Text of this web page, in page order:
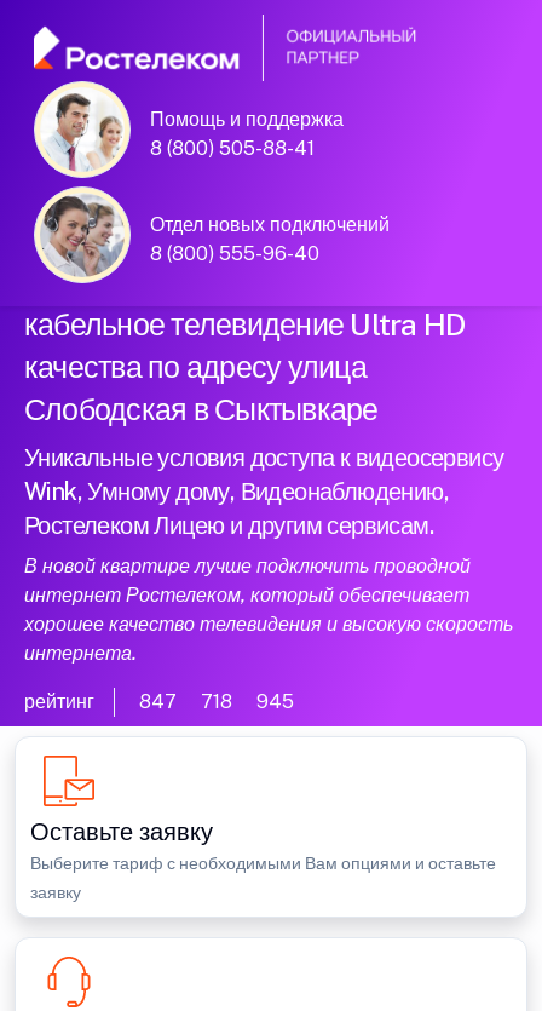
Помощь и поддержка
8 (800) 505-88-41
Отдел новых подключений
8 (800) 555-96-40
Официальный
партнер Ростелеком
Подключили новый интернет и
кабельное телевидение Ultra HD
качества по адресу улица
Слободская в Сыктывкаре
Уникальные условия доступа к видеосервису
Wink, Умному дому, Видеонаблюдению,
Ростелеком Лицею и другим сервисам.
В новой квартире лучше подключить проводной
интернет Ростелеком, который обеспечивает
хорошее качество телевидения и высокую скорость
интернета.
рейтинг 847 718 945
Оставьте заявку
Выберите тариф с необходимыми Вам опциями и оставьте
заявку